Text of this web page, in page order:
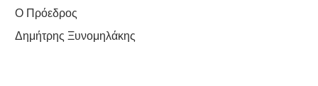
Ο Πρόεδρος
Δημήτρης Ξυνομηλάκης